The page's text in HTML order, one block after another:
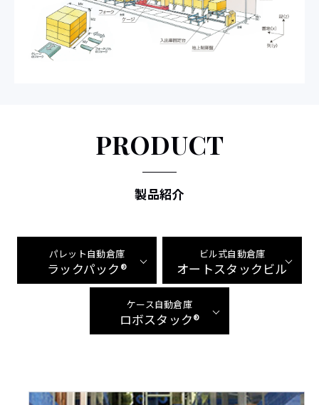
PRODUCT
製品紹介
パレット自動倉庫
ラックパック®
ビル式自動倉庫
オートスタックビル
ケース自動倉庫
ロボスタック®